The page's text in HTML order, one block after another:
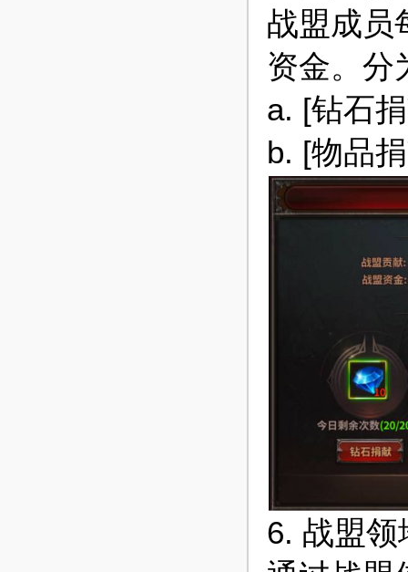
战盟成员
资金。分
a. [钻石
b. [物品
6. 战盟领